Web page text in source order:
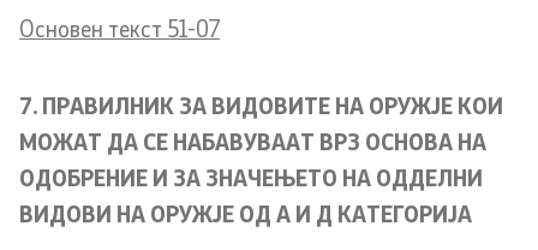
Oсновен текст 51-07
7. ПРАВИЛНИК ЗА ВИДОВИТЕ НА ОРУЖЈЕ КОИ
МОЖАТ ДА СЕ НАБАВУВААТ ВРЗ ОСНОВА НА
ОДОБРЕНИЕ И ЗА ЗНАЧЕЊЕТО НА ОДДЕЛНИ
ВИДОВИ НА ОРУЖЈЕ ОД А И Д КАТЕГОРИЈA